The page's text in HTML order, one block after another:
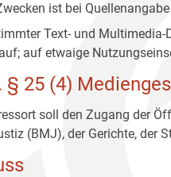
ist bei
Text- und
auf etwaige
§ 25 (4)
soll den Zugang der
(BMJ), der Gerichte, der